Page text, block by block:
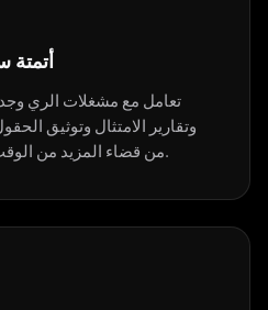
أتمتة
تعامل مع مشغلات الري
وتقارير الامتثال وتوثيق
من قضاء المزيد من الوقت في الأعمال عالية القيمة.